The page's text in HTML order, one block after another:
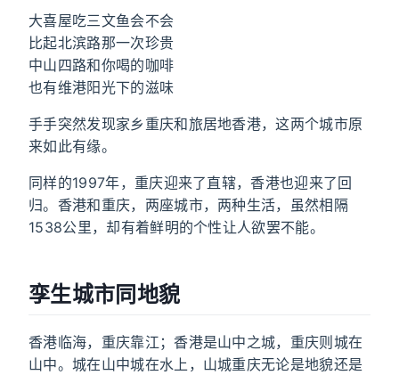
大喜屋吃三文鱼会不会
比起北滨路那一次珍贵
中山四路和你喝的咖啡
也有维港阳光下的滋味
手手突然发现家乡重庆和旅居地香港，这两个城市原
来如此有缘。
同样的1997年，重庆迎来了直辖，香港也迎来了回
归。香港和重庆，两座城市，两种生活，虽然相隔
1538公里，却有着鲜明的个性让人欲罢不能。
孪生城市同地貌
香港临海，重庆靠江；香港是山中之城，重庆则城在
山中。城在山中城在水上，山城重庆无论是地貌还是